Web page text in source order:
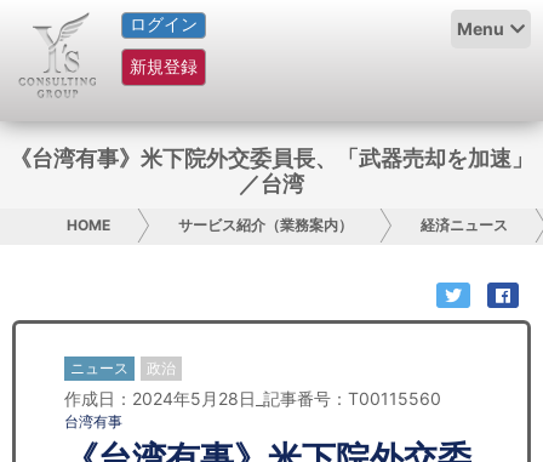
ログイン
新規登録
Menu
HOME
サービス紹介
コラム
お問い合わせ
日本人にPR
コンサルティング
《台湾有事》米下院外交委員長、「武器売却を加速」
／台湾
HOME サービス紹介（業務案内） 経済ニュース
ニュース 政治
作成日：2024年5月28日_記事番号：T00115560
台湾有事